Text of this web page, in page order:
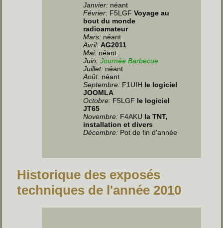
Janvier: néant
Février: F5LGFVoyage au
bout du monde
radioamateur
Mars: néant
Avril: AG2011
Mai: néant
Juin:Journée Barbecue
Juillet: néant
Août: néant
Septembre: F1UIH le logiciel
JOOMLA
Octobre: F5LGF le logiciel
JT65
Novembre: F4AKU la TNT,
installation et divers
Décembre: Pot de fin d'année
Historique des exposés
techniques de l'année 2010